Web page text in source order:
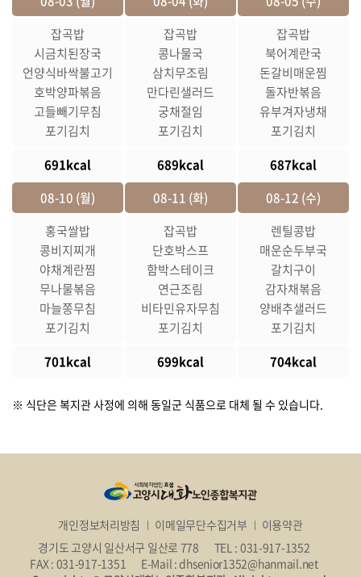
잡곡밥
시금치된장국
언양식바싹불고기
호박양파볶음
고들빼기무침
포기김치
잡곡밥
콩나물국
삼치무조림
만다린샐러드
궁채절임
포기김치
잡곡밥
북어계란국
돈갈비매운찜
돌자반볶음
유부겨자냉채
포기김치
691kcal
689kcal
687kcal
08-10 (월)
08-11 (화)
08-12 (수)
홍국쌀밥
콩비지찌개
야채계란찜
무나물볶음
마늘쫑무침
포기김치
잡곡밥
단호박스프
함박스테이크
연근조림
비타민유자무침
포기김치
렌틸콩밥
매운순두부국
갈치구이
감자채볶음
양배추샐러드
포기김치
701kcal
699kcal 704kcal
※ 식단은 복지관 사정에 의해 동일군 식품으로 대체 될 수 있습니다.
개인정보처리방침 이메일무단수집거부
이용약관
경기도 고양시 일산서구 일산로 778
TEL : 031-917-1352
FAX : 031-917-1351
E-Mail : dhsenior1352@hanmail.net